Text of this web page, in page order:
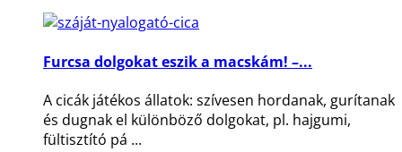
Furcsa dolgokat eszik a macskám! –...
A cicák játékos állatok: szívesen hordanak, gurítanak
és dugnak el különböző dolgokat, pl. hajgumi,
fültisztító pá ...